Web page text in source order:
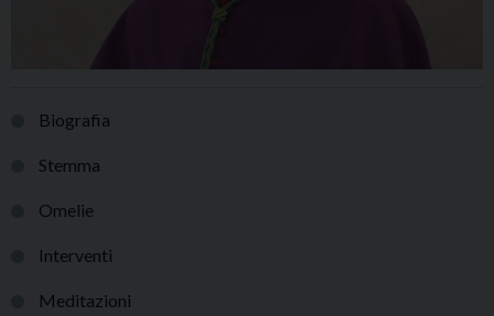
Biografia
Stemma
Omelie
Interventi
Meditazioni